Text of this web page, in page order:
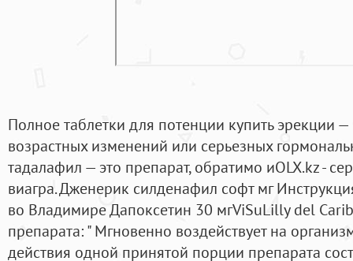
Полное таблетки для потенции купить эрекции
возрастных изменений или серьезных
тадалафил — это препарат, обратимо иOLX.kz -
виагра. Дженерик силденафил софт мг
во Владимире Дапоксетин 30 мгViSuLilly del
препарата: " Мгновенно воздействует на
действия одной принятой порции препарата